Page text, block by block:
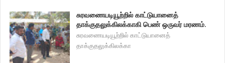
சுரவணையடியூற்றில் காட்டுயானைத்
தாக்குதலுக்கிலக்காகி பெண் ஒருவர் மரணம்.
சுரவணையடியூற்றில் காட்டுயானைத்
தாக்குதலுக்கிலக்கா